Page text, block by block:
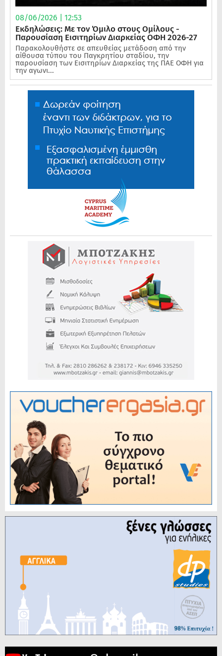
08/06/2026 | 12:53
Εκδηλώσεις: Με τον Όμιλο στους Ομίλους -
Παρουσίαση Εισιτηρίων Διαρκείας ΟΦΗ 2026-27
Παρακολουθήστε σε απευθείας μετάδοση από την
αίθουσα τύπου του Παγκρητίου σταδίου, την
παρουσίαση των Εισιτηρίων Διαρκείας της ΠΑΕ ΟΦΗ για
την αγωνι...